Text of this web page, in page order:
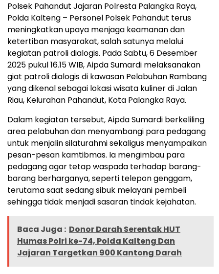
Polsek Pahandut Jajaran Polresta Palangka Raya,
Polda Kalteng – Personel Polsek Pahandut terus
meningkatkan upaya menjaga keamanan dan
ketertiban masyarakat, salah satunya melalui
kegiatan patroli dialogis. Pada Sabtu, 6 Desember
2025 pukul 16.15 WIB, Aipda Sumardi melaksanakan
giat patroli dialogis di kawasan Pelabuhan Rambang
yang dikenal sebagai lokasi wisata kuliner di Jalan
Riau, Kelurahan Pahandut, Kota Palangka Raya.
Dalam kegiatan tersebut, Aipda Sumardi berkeliling
area pelabuhan dan menyambangi para pedagang
untuk menjalin silaturahmi sekaligus menyampaikan
pesan-pesan kamtibmas. Ia mengimbau para
pedagang agar tetap waspada terhadap barang-
barang berharganya, seperti telepon genggam,
terutama saat sedang sibuk melayani pembeli
sehingga tidak menjadi sasaran tindak kejahatan.
Baca Juga : Donor Darah Serentak HUT
Humas Polri ke-74, Polda Kalteng Dan
Jajaran Targetkan 900 Kantong Darah